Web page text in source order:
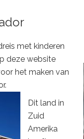
met kinderen
deze website
het maken van
Dit land in
Zuid
Amerika